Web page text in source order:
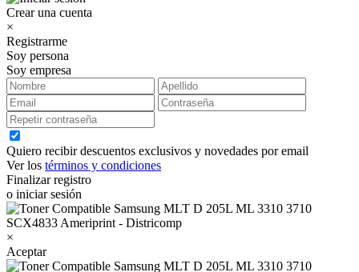
Crear una cuenta
×
Registrarme
Soy persona
Soy empresa
Quiero recibir descuentos exclusivos y novedades por email
Ver los términos y condiciones
Finalizar registro
o iniciar sesión
×
Aceptar